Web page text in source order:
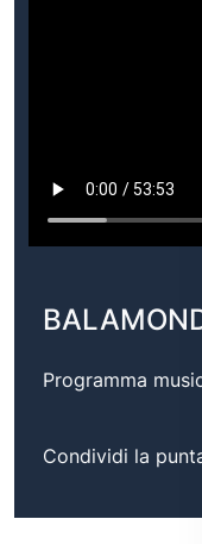
Programma
Condividi la